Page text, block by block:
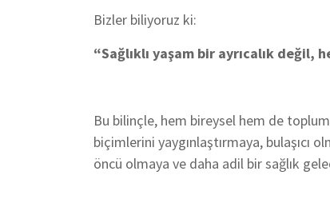
Bizler biliyoruz ki:
“Sağlıklı yaşam bir ayrıcalık değil,
Bu bilinçle, hem bireysel hem de
biçimlerini yaygınlaştırmaya, bulaşıcı
öncü olmaya ve daha adil bir sağlık